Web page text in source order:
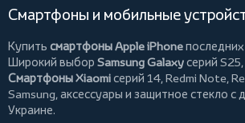
Смартфоны и мобильные
Купить смартфоны Apple iPhone
Широкий выбор Samsung Galaxyсерий
Смартфоны Xiaomiсерий 14, Redmi Note,
Samsung, аксессуары и защитное стекло с
Украине.